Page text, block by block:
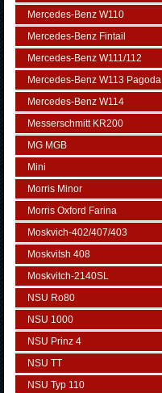
Mercedes-Benz W110
Mercedes-Benz Fintail
Mercedes-Benz W111/112
Mercedes-Benz W113 Pagoda
Mercedes-Benz W114
Messerschmitt KR200
MG MGB
Mini
Morris Minor
Morris Oxford Farina
Moskvich-402/407/403
Moskvitsh 408
Moskvitch-2140SL
NSU Ro80
NSU 1000
NSU Prinz 4
NSU TT
NSU Typ 110